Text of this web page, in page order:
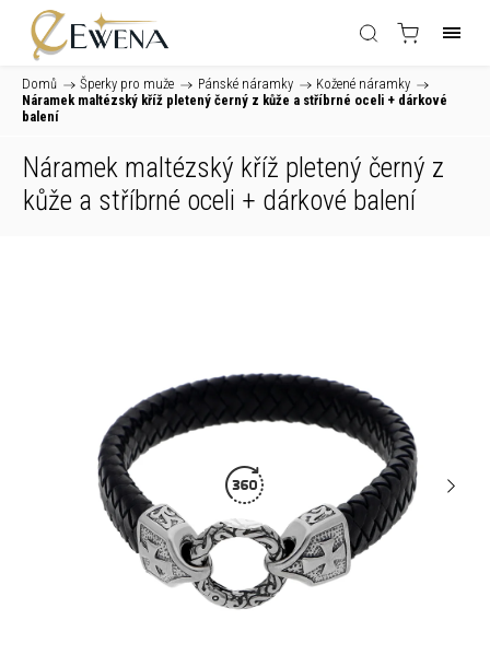
Domů / Šperky pro muže / Pánské náramky / Kožené náramky /
Náramek maltézský kříž pletený černý z kůže a stříbrné oceli + dárkové
balení
Náramek maltézský kříž pletený černý z
kůže a stříbrné oceli + dárkové balení